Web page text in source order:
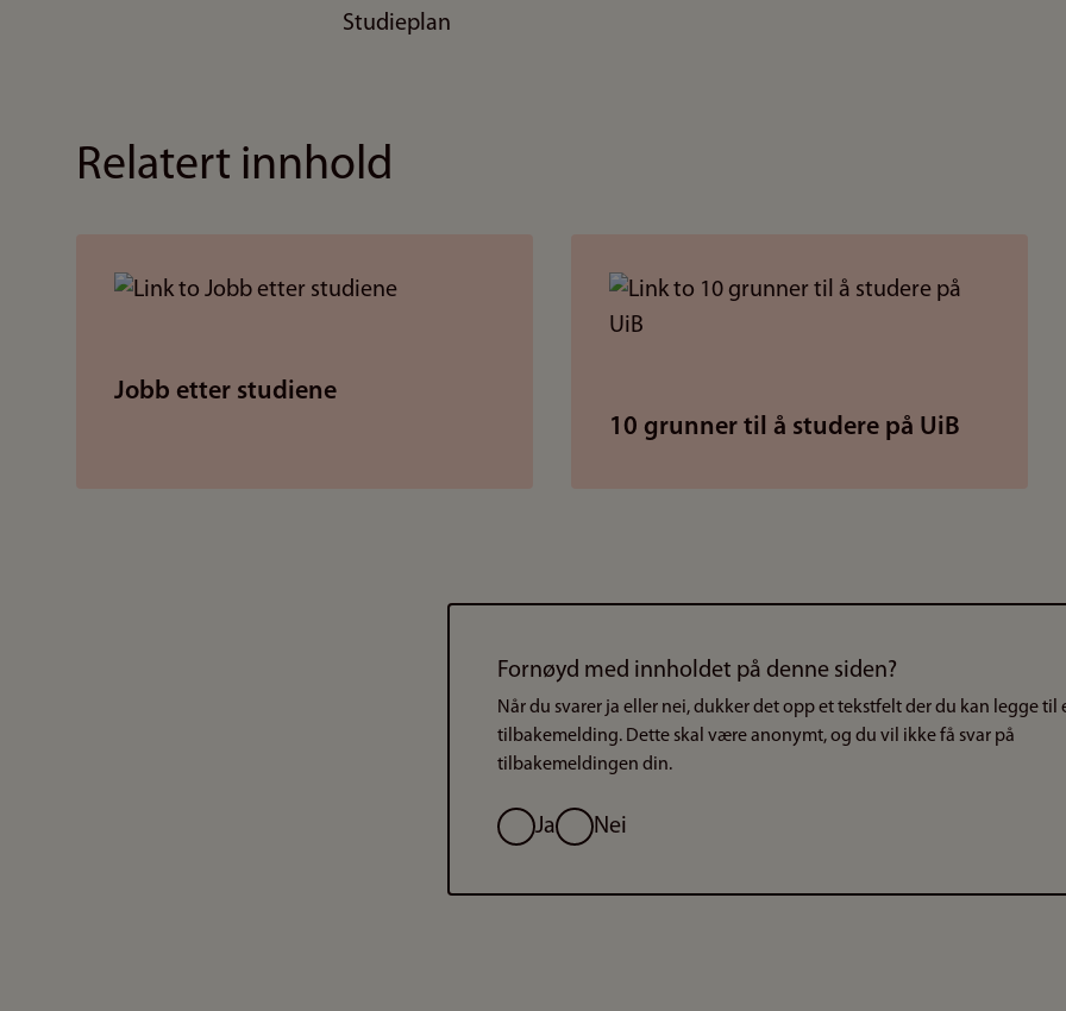
Studieplan
Relatert innhold
Jobb etter studiene
10 grunner til å studere på UiB
Fornøyd med innholdet på denne siden?
Når du svarer ja eller nei, dukker det opp et tekstfelt der du kan legge til
tilbakemelding. Dette skal være anonymt, og du vil ikke få svar på
tilbakemeldingen din.
ValgJa Nei